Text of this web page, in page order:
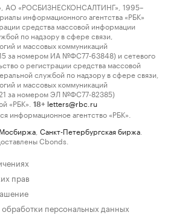
«РОСБИЗНЕСКОНСАЛТИНГ», 1995–
информационного агентства «РБК»
средства массовой информации
по надзору в сфере связи,
и массовых коммуникаций
за номером ИА №ФС77-63848) и сетевого
о регистрации средства массовой
службой по надзору в сфере связи,
и массовых коммуникаций
за номером ЭЛ №ФС77-82385)
«РБК».
18+ letters@rbc.ru
информационное агентство «РБК».
Мосбиржа Санкт-Петербургская биржа
Cbonds.
прав
персональных данных